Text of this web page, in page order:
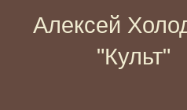
Алексей
"Культ"